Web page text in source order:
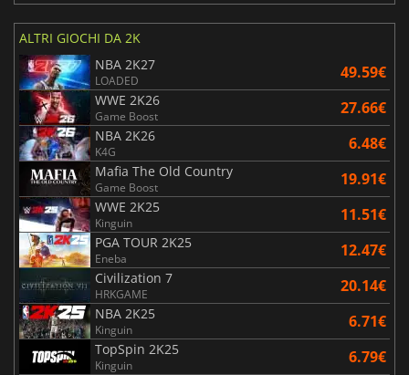
ALTRI GIOCHI DA 2K
NBA 2K27
LOADED 49.59€
WWE 2K26
Game Boost 27.66€
NBA 2K26
K4G 6.48€
Mafia The Old Country
Game Boost 19.91€
WWE 2K25
Kinguin 11.51€
PGA TOUR 2K25
Eneba 12.47€
Civilization 7
HRKGAME 20.14€
NBA 2K25
Kinguin 6.71€
TopSpin 2K25
Kinguin 6.79€